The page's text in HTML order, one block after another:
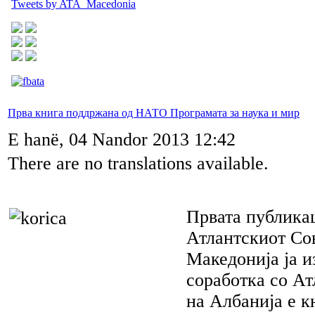
Tweets by ATA_Macedonia
Прва книга поддржана од НАТО Програмата за наука и мир
E hanë, 04 Nandor 2013 12:42
There are no translations available.
Првата
Атлантскиот
Македонија ја
соработка со
на Албанија е